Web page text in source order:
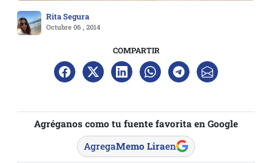
Rita Segura
Octubre 06 , 2014
COMPARTIR
Agréganos como tu fuente favorita en Google
AgregaMemo Liraen